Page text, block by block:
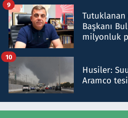
Tutuklanan
Başkanı
milyonluk
9
Husiler:
Aramco
10